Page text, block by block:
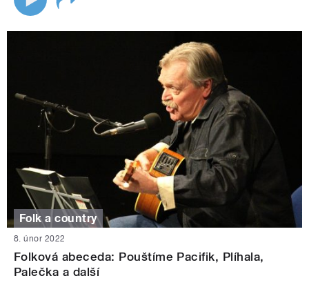
Folk a country
8. únor 2022
Folková abeceda: Pouštíme Pacifik, Plíhala,
Palečka a další